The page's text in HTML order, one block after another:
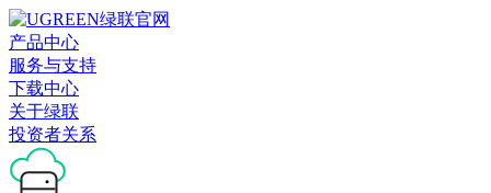
产品中心
服务与支持
下载中心
关于绿联
投资者关系